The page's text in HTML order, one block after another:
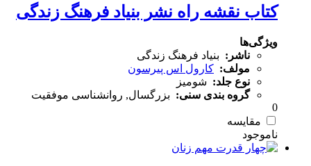
کتاب نقشه راه نشر بنیاد فرهنگ زندگی
ویژگی‌ها
ناشر: بنیاد فرهنگ زندگی
مولف: کارول اس پیرسون
نوع جلد: شومیز
گروه بندی سنی: بزرگسال, روانشناسی موفقیت
0
مقایسه